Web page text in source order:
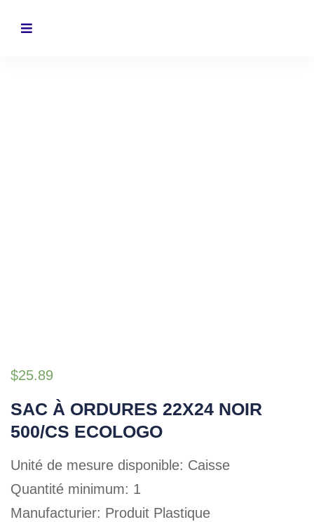
$25.89
SAC À ORDURES 22X24 NOIR
500/CS ECOLOGO
Unité de mesure disponible: Caisse
Quantité minimum: 1
Manufacturier: Produit Plastique